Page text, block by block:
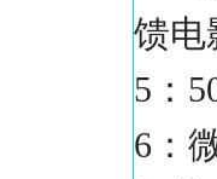
馈电
5：
6：